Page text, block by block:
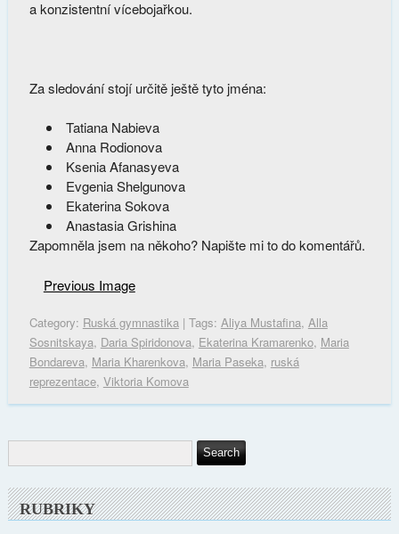
a konzistentní vícebojařkou.
Za sledování stojí určitě ještě tyto jména:
Tatiana Nabieva
Anna Rodionova
Ksenia Afanasyeva
Evgenia Shelgunova
Ekaterina Sokova
Anastasia Grishina
Zapomněla jsem na někoho? Napište mi to do komentářů.
Previous Image
Category: Ruská gymnastika | Tags: Aliya Mustafina, Alla
Sosnitskaya, Daria Spiridonova, Ekaterina Kramarenko, Maria
Bondareva, Maria Kharenkova, Maria Paseka, ruská
reprezentace, Viktoria Komova
RUBRIKY